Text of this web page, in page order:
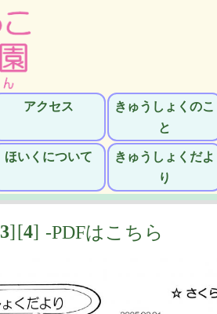
アクセス
きゅうしょくのこ
と
ほいくについて
きゅうしょくだよ
り
3][4] -PDFはこちら